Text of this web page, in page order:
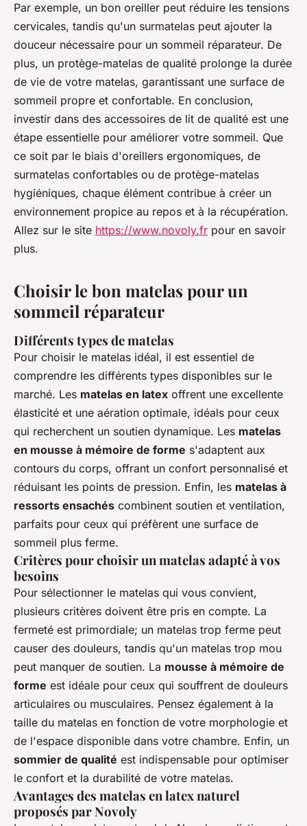
Par exemple, un bon oreiller peut réduire les tensions
cervicales, tandis qu'un surmatelas peut ajouter la
douceur nécessaire pour un sommeil réparateur. De
plus, un protège-matelas de qualité prolonge la durée
de vie de votre matelas, garantissant une surface de
sommeil propre et confortable. En conclusion,
investir dans des accessoires de lit de qualité est une
étape essentielle pour améliorer votre sommeil. Que
ce soit par le biais d'oreillers ergonomiques, de
surmatelas confortables ou de protège-matelas
hygiéniques, chaque élément contribue à créer un
environnement propice au repos et à la récupération.
Allez sur le site https://www.novoly.fr pour en savoir
plus.
Choisir le bon matelas pour un
sommeil réparateur
Différents types de matelas
Pour choisir le matelas idéal, il est essentiel de
comprendre les différents types disponibles sur le
marché. Les matelas en latex offrent une excellente
élasticité et une aération optimale, idéals pour ceux
qui recherchent un soutien dynamique. Les matelas
en mousse à mémoire de forme s'adaptent aux
contours du corps, offrant un confort personnalisé et
réduisant les points de pression. Enfin, les matelas à
ressorts ensachés combinent soutien et ventilation,
parfaits pour ceux qui préfèrent une surface de
sommeil plus ferme.
Critères pour choisir un matelas adapté à vos
besoins
Pour sélectionner le matelas qui vous convient,
plusieurs critères doivent être pris en compte. La
fermeté est primordiale; un matelas trop ferme peut
causer des douleurs, tandis qu'un matelas trop mou
peut manquer de soutien. La mousse à mémoire de
forme est idéale pour ceux qui souffrent de douleurs
articulaires ou musculaires. Pensez également à la
taille du matelas en fonction de votre morphologie et
de l'espace disponible dans votre chambre. Enfin, un
sommier de qualité est indispensable pour optimiser
le confort et la durabilité de votre matelas.
Avantages des matelas en latex naturel
proposés par Novoly